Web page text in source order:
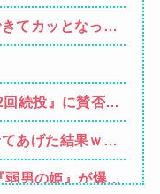
く理由は思いつ
母のせいかもし
しそう→
てカッとなった
も行きやが
ると・・・
続投』に賛否。
監督談話/反省
あげた結果ｗｗ
弱男の姫』が爆誕